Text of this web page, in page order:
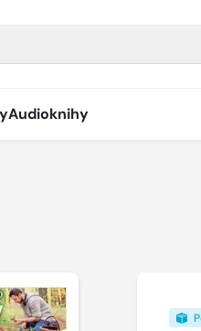
Audioknihy